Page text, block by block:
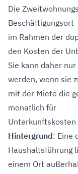
Die
Beschäftigungsort
im Rahmen der
den Kosten der
Sie kann daher
werden, wenn sie
mit der Miete die
monatlich für
Hintergrund: Eine
Haushaltsführung
einem Ort